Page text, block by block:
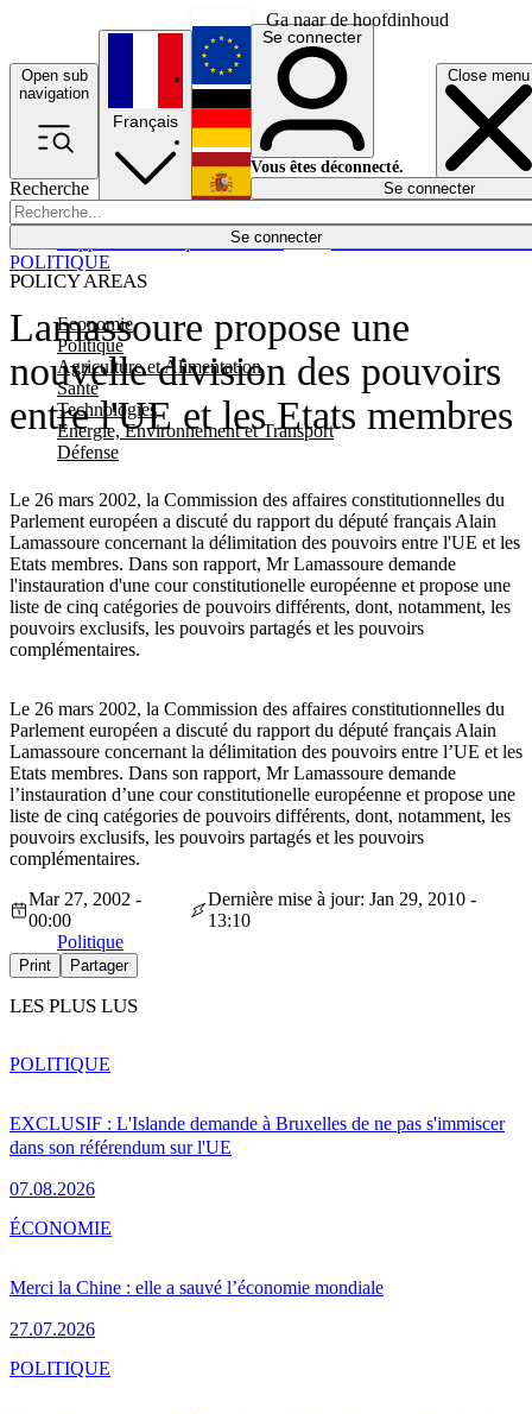
Ga naar de hoofdinhoud
Open sub
navigation
Close menu
Recherche
Se connecter
POLICY AREAS
Economie
Politique
Agriculture et Alimentation
Santé
Technologies
Energie, Environnement et Transport
Défense
Économie
Français
English
Deutsch
Español
Se connecter
Vous êtes déconnecté.
Se connecter
Lamassoure propose une
nouvelle division des pouvoirs
entre l'UE et les Etats membres
Le 26 mars 2002, la Commission des affaires constitutionnelles du
Parlement européen a discuté du rapport du député français Alain
Lamassoure concernant la délimitation des pouvoirs entre l'UE et les
Etats membres. Dans son rapport, Mr Lamassoure demande
l'instauration d'une cour constitutionelle européenne et propose une
liste de cinq catégories de pouvoirs différents, dont, notamment, les
pouvoirs exclusifs, les pouvoirs partagés et les pouvoirs
complémentaires.
POLITIQUE
Le 26 mars 2002, la Commission des affaires constitutionnelles du
Parlement européen a discuté du rapport du député français Alain
Lamassoure concernant la délimitation des pouvoirs entre l’UE et les
Etats membres. Dans son rapport, Mr Lamassoure demande
l’instauration d’une cour constitutionelle européenne et propose une
liste de cinq catégories de pouvoirs différents, dont, notamment, les
pouvoirs exclusifs, les pouvoirs partagés et les pouvoirs
complémentaires.
Mar 27, 2002 -
00:00
Dernière mise à jour: Jan 29, 2010 -
13:10
Politique
Print Partager
LES PLUS LUS
EXCLUSIF : L'Islande demande à Bruxelles de ne pas s'immiscer
dans son référendum sur l'UE
07.08.2026
POLITIQUE
Merci la Chine : elle a sauvé l’économie mondiale
27.07.2026
ÉCONOMIE
POLITIQUE